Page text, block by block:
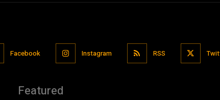
Facebook Instagram RSS
Featured